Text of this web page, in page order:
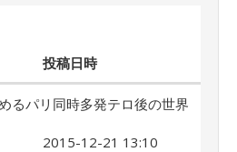
投稿日時
るパリ同時多発テロ後の世界
2015-12-21 13:10